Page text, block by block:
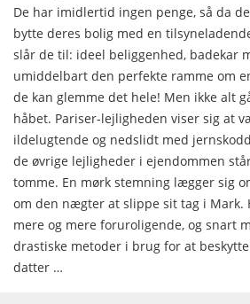
De har imidlertid ingen penge, så da
bytte deres bolig med en
slår de til: ideel beliggenhed, badekar
umiddelbart den perfekte ramme om
de kan glemme det hele! Men ikke alt
håbet. Pariser-lejligheden viser sig at
ildelugtende og nedslidt med
de øvrige lejligheder i ejendommen
tomme. En mørk stemning lægger sig
om den nægter at slippe sit tag i Mark.
mere og mere foruroligende, og snart
drastiske metoder i brug for at
datter …